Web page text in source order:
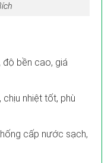
độ bền cao, giá
chịu nhiệt tốt, phù
cấp nước sạch,